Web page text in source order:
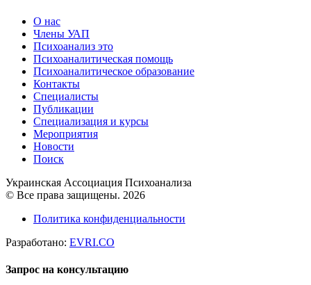
О нас
Члены УАП
Психоанализ это
Психоаналитическая помощь
Психоаналитическое образование
Контакты
Специалисты
Публикации
Специализация и курсы
Мероприятия
Новости
Поиск
Украинская Ассоциация Психоанализа
© Все права защищены. 2026
Политика конфиденциальности
Разработано: EVRI.CO
Запрос на консультацию